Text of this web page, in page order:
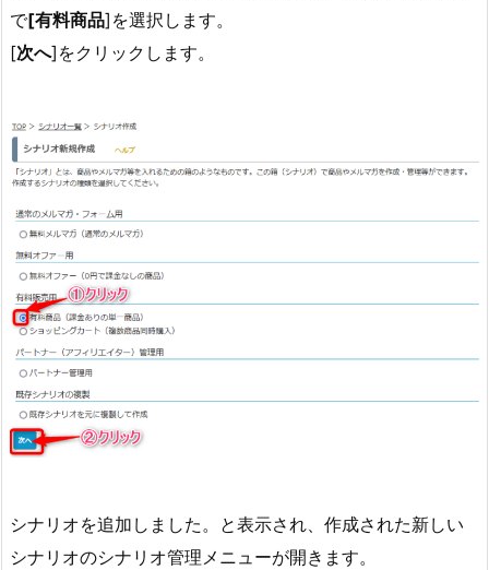
で[有料商品]を選択します。
[次へ]をクリックします。
シナリオを追加しました。と表示され、作成された新しい
シナリオのシナリオ管理メニューが開きます。